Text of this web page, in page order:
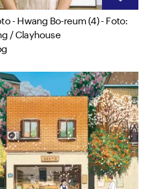
- Hwang Bo-reum (4) - Foto:
/ Clayhouse